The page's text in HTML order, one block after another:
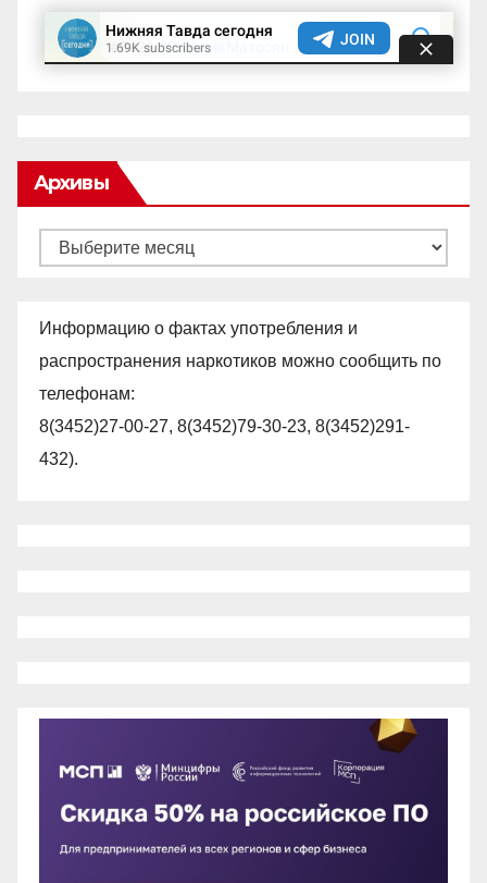
Архивы
Архивы
Информацию о фактах употребления и
распространения наркотиков можно сообщить по
телефонам:
8(3452)27-00-27, 8(3452)79-30-23, 8(3452)291-
432).